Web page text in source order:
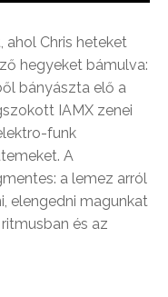
ahol Chris heteket
hegyeket bámulva:
bányászta elő a
IAMX zenei
funk
A
a lemez arról
elengedni magunkat
és az